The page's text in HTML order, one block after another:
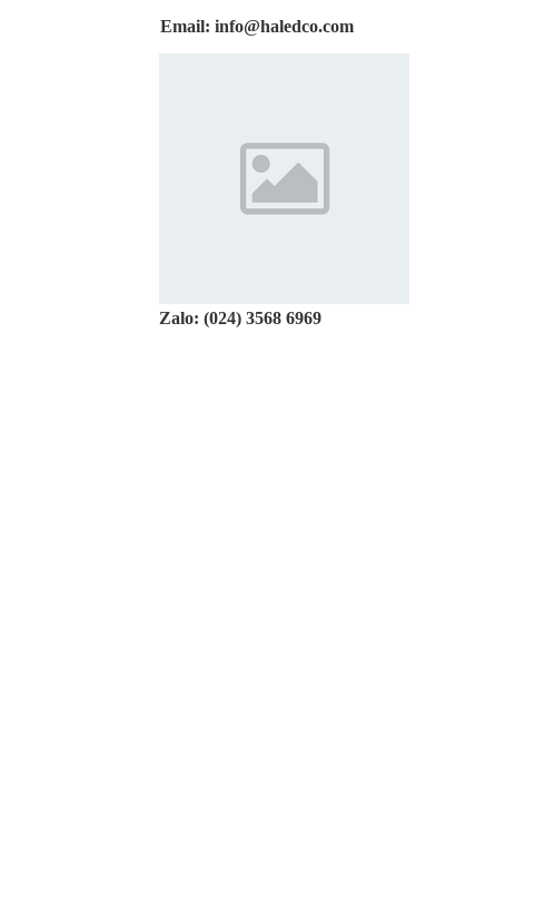
Email: info@haledco.com
Zalo: (024) 3568 6969